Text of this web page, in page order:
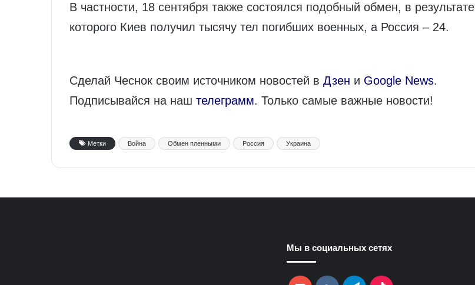
В частности, 18 сентября также состоялся подобный обмен, в результате
которого Киев получил тысячу тел погибших военных, а Россия – 24.
Сделай Чеснок своим источником новостей в Дзен и Google News.
Подписывайся на наш телеграмм. Только самые важные новости!
Метки Война Обмен пленными Россия Украина
Мы в социальных сетях